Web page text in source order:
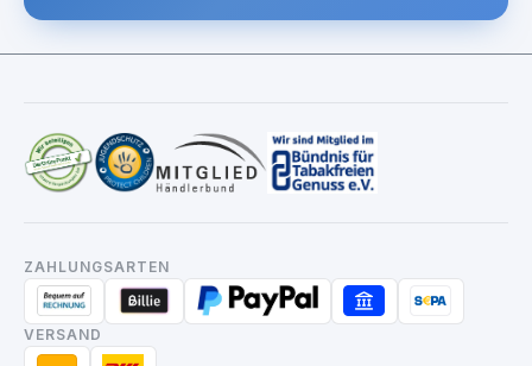
ZAHLUNGSARTEN
VERSAND